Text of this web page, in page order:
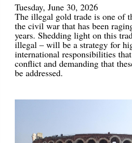
Tuesday, June 30, 2026
The illegal gold trade is one of
the civil war that has been
years. Shedding light on this
illegal – will be a strategy for
international responsibilities
conflict and demanding that
be addressed.